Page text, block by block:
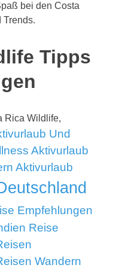
bei den Costa
Trends.
Tipps
Rica Wildlife,
Und
Aktivurlaub
Aktivurlaub
Empfehlungen
Reise
Wandern